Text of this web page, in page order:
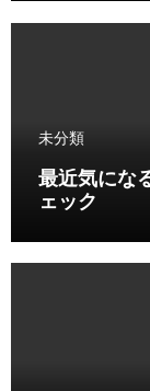
未分類
最近気にな
ェック